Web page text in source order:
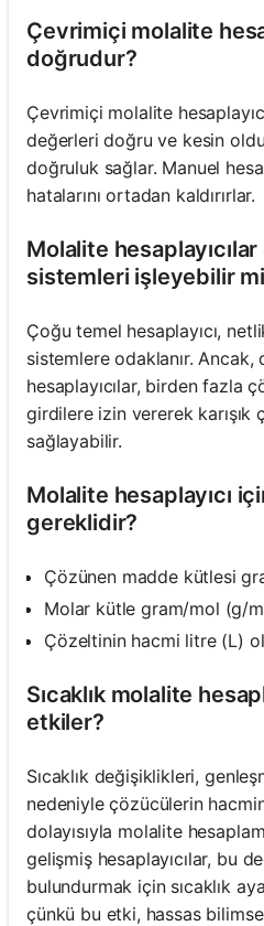
Çevrimiçi molalite
doğrudur?
Çevrimiçi molalite
değerleri doğru ve kesin
doğruluk sağlar. Manuel
hatalarını ortadan kaldırırlar.
Molalite
sistemleri işleyebilir
Çoğu temel hesaplayıcı,
sistemlere odaklanır. Ancak,
hesaplayıcılar, birden fazla
girdilere izin vererek
sağlayabilir.
Molalite hesaplayıcı
gereklidir?
Çözünen madde kütlesi
Molar kütle gram/mol (g/
Çözeltinin hacmi litre (L)
Sıcaklık molalite
etkiler?
Sıcaklık değişiklikleri,
nedeniyle çözücülerin
dolayısıyla molalite
gelişmiş hesaplayıcılar, bu
bulundurmak için sıcaklık
çünkü bu etki, hassas